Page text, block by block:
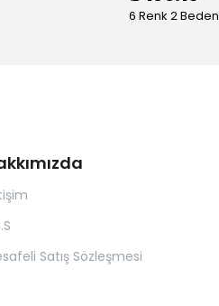
6 Renk 2 Beden
Satış Sözleşmesi